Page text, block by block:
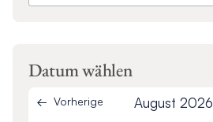
Datum wählen
Vorherige August 2026